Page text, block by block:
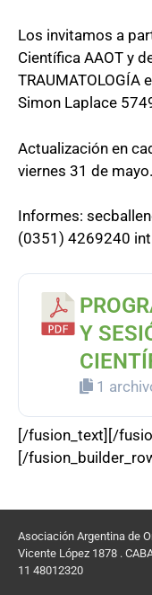
Los invitamos a
Científica AAOT y
TRAUMATOLOGÍA
Simon Laplace
Actualización en
viernes 31 de mayo.
Informes:
(0351) 4269240
Y
1
[/fusion_text][/
[/
Asociación Argentina de
Vicente López 1878 .
11 48012320